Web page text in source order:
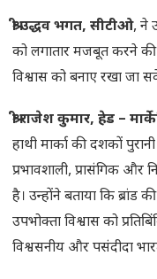
श्री उद्धव भगत, सीटीओ, ने
को लगातार मजबूत करने की
विश्वास को बनाए रखा जा
श्री राजेश कुमार, हेड –
हाथी मार्का की दशकों
प्रभावशाली, प्रासंगिक और
है। उन्होंने बताया कि
उपभोक्ता विश्वास को
विश्वसनीय और पसंदीदा